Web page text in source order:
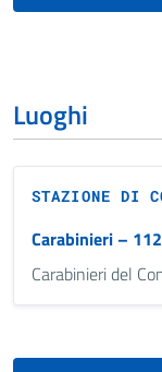
Luoghi
STAZIONE DI
Carabinieri – 112
Carabinieri del